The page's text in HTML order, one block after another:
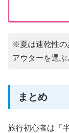
※夏は速乾性の
アウターを選ぶ
まとめ
旅行初心者は「